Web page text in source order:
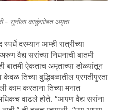
- सुनीला काकुंसोबत अमृता
दरम्यान आम्ही रात्रीच्या
वैद्य सरांच्या निधनाची बातमी
ऐकताच अमृताच्या डोळ्यांतून
तिच्या बुद्धिबळातील प्रगतीपुरता
काम करताना तिच्या मनात
वाढले होते. “आपण वैद्य सरांना